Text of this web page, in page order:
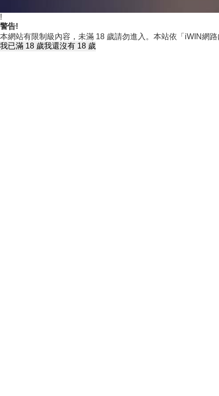
!
警告!
本網站有限制級內容，未滿 18 歲請勿進入。本站依「iWIN網
我已滿 18 歲我還沒有 18 歲